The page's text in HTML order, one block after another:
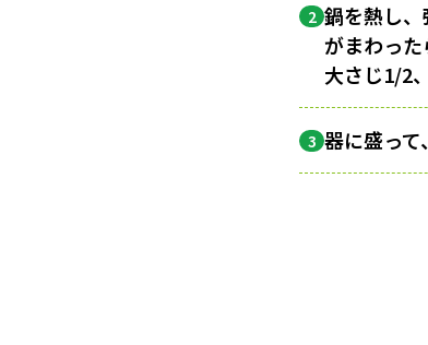
2 鍋を熱し
がまわっ
大さじ1/2
3 器に盛っ